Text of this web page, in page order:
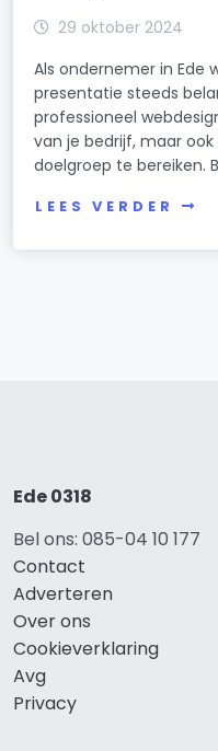
29 oktober 2024
Als ondernemer in Ede
presentatie steeds
professioneel
van je bedrijf, maar
doelgroep te bereiken.
LEES VERDER
Ede 0318
Bel ons: 085-04 10 177
Contact
Adverteren
Over ons
Cookieverklaring
Avg
Privacy